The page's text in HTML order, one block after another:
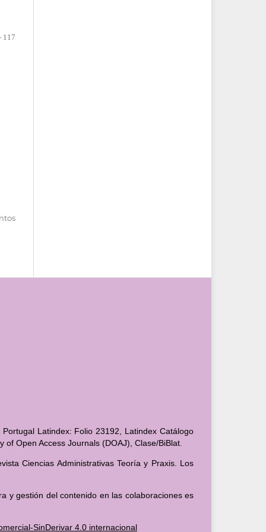
117
Latindex: Folio 23192, Latindex Catálogo
Open Access Journals (DOAJ), Clase/BiBlat.
Ciencias Administrativas Teoría y Praxis. Los
y gestión del contenido en las colaboraciones es
SinDerivar 4.0 internacional